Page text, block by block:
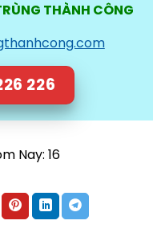
THÀNH CÔNG
226
Nay: 16